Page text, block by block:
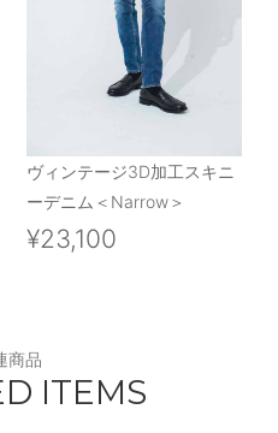
ヴィンテージ3D加工スキニ
ーデニム＜Narrow＞
¥23,100
商品
ITEMS